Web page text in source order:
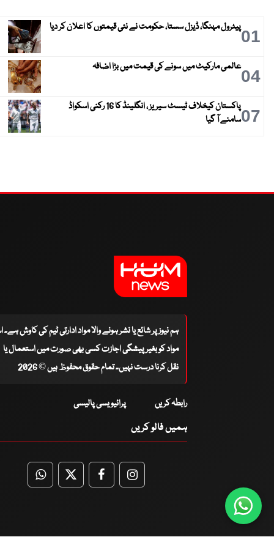
01پیٹرول مہنگا، ڈیزل سستا، حکومت نے نئی قیمتوں کا اعلان کر دیا
04عالمی مارکیٹ میں سونے کی قیمت میں بڑا اضافہ
07
پاکستان کیخلاف ٹیسٹ سیریز ، انگلینڈ کا 16 رکنی اسکواڈ
سامنے آ گیا
ہم نیوز پر شائع یا نشر ہونے والا مواد ادارتی ٹیم کی کاوش
مواد کو بغیر پیشگی اجازت کسی بھی صورت میں استعمال یا
نقل کرنا درست نہیں۔ تمام حقوق محفوظ ہیں © 2026
رابطہ کریں پرائیویسی پالیسی
ہمیں فالو کریں
WhatsApp
TwitterFacebookFacebook